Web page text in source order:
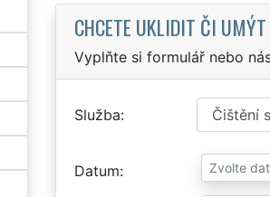
CHCETE UKLIDIT ČI
Vyplňte si formulář nebo
Služba
Datum